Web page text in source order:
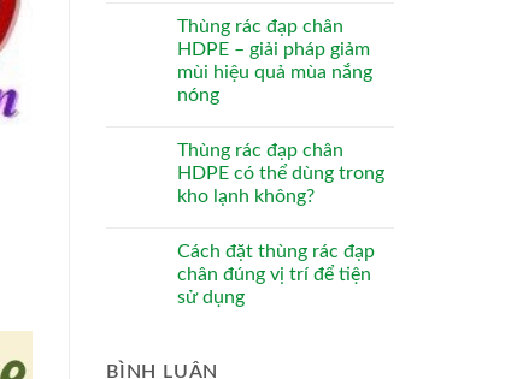
Thùng rác đạp chân
HDPE – giải pháp giảm
mùi hiệu quả mùa nắng
nóng
Thùng rác đạp chân
HDPE có thể dùng trong
kho lạnh không?
Cách đặt thùng rác đạp
chân đúng vị trí để tiện
sử dụng
BÌNH LUẬN